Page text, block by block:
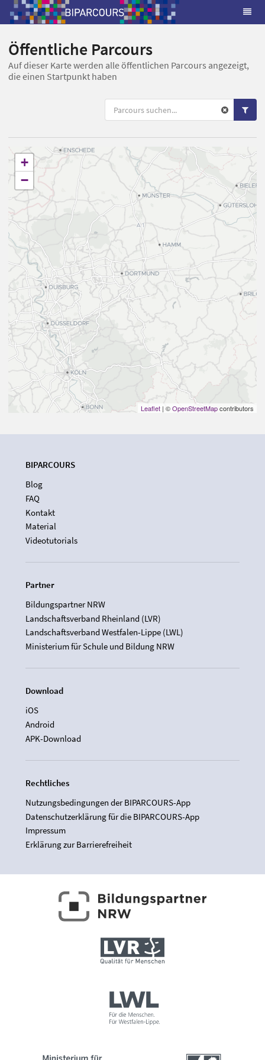
Öffentliche Parcours
Auf dieser Karte werden alle öffentlichen Parcours angezeigt,
die einen Startpunkt haben
+
−
Leaflet | ©OpenStreetMapcontributors
BIPARCOURS
Blog
FAQ
Kontakt
Material
Videotutorials
Partner
Bildungspartner NRW
Landschaftsverband Rheinland (LVR)
Landschaftsverband Westfalen-Lippe (LWL)
Ministerium für Schule und Bildung NRW
Download
iOS
Android
APK-Download
Rechtliches
Nutzungsbedingungen der BIPARCOURS-App
Datenschutzerklärung für die BIPARCOURS-App
Impressum
Erklärung zur Barrierefreiheit